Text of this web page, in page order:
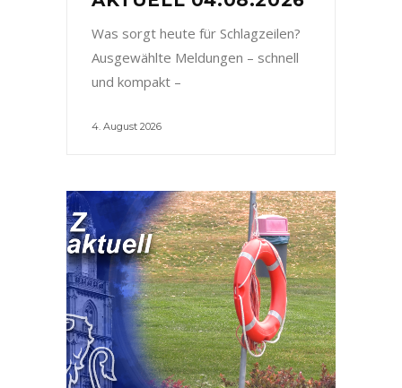
Was sorgt heute für Schlagzeilen?
Ausgewählte Meldungen – schnell
und kompakt –
4. August 2026